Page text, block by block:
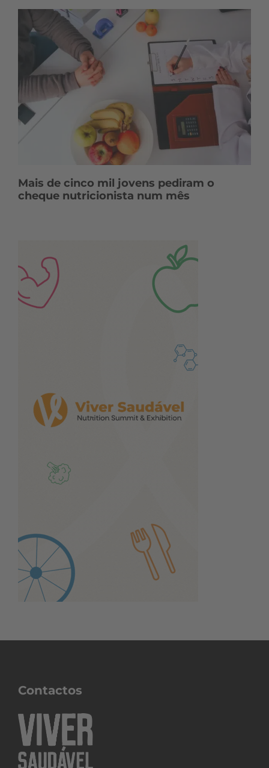
Mais de cinco mil jovens pediram o
cheque nutricionista num mês
Contactos